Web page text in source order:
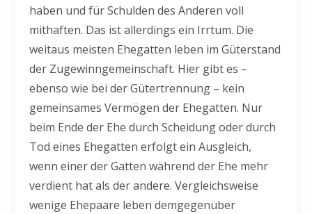
haben und für Schulden des Anderen voll
mithaften. Das ist allerdings ein Irrtum. Die
weitaus meisten Ehegatten leben im Güterstand
der Zugewinngemeinschaft. Hier gibt es –
ebenso wie bei der Gütertrennung – kein
gemeinsames Vermögen der Ehegatten. Nur
beim Ende der Ehe durch Scheidung oder durch
Tod eines Ehegatten erfolgt ein Ausgleich,
wenn einer der Gatten während der Ehe mehr
verdient hat als der andere. Vergleichsweise
wenige Ehepaare leben demgegenüber